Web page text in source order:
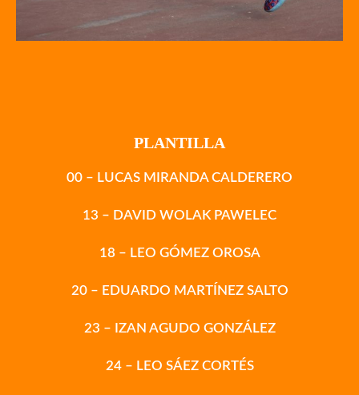
PLANTILLA
00 – LUCAS MIRANDA CALDERERO
13 – DAVID WOLAK PAWELEC
18 – LEO GÓMEZ OROSA
20 – EDUARDO MARTÍNEZ SALTO
23 – IZAN AGUDO GONZÁLEZ
24 – LEO SÁEZ CORTÉS